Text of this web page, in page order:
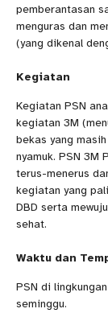
UKS
Lapor
pemberantasan
menguras dan
(yang dikenal
Kegiatan
Kegiatan PSN
kegiatan 3M
bekas yang
nyamuk. PSN 3M
terus-menerus
kegiatan yang
DBD serta
sehat.
Waktu dan
PSN di
seminggu.